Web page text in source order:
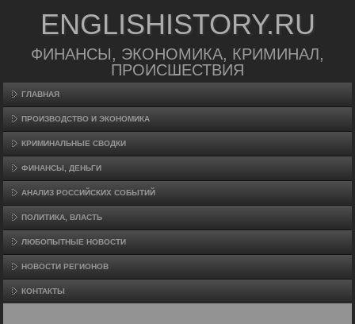
ENGLISHISTORY.RU
ФИНАНСЫ, ЭКОНОМИКА, КРИМИНАЛ,
ПРОИСШЕСТВИЯ
ГЛАВНАЯ
ПРОИЗВΟДСТВО И ЭКОНОМИКА
КРИМИНАЛЬНЫЕ СВОДКИ
ФИНАНСЫ, ДЕНЬГИ
АНАЛИЗ РОССИЙСКИХ СОБЫТИЙ
ПОЛИТИКА, ВЛАСТЬ
ЛЮБОПЫТНЫЕ НОВОСТИ
НОВОСТИ РЕГИОНОВ
КОНТАКТЫ